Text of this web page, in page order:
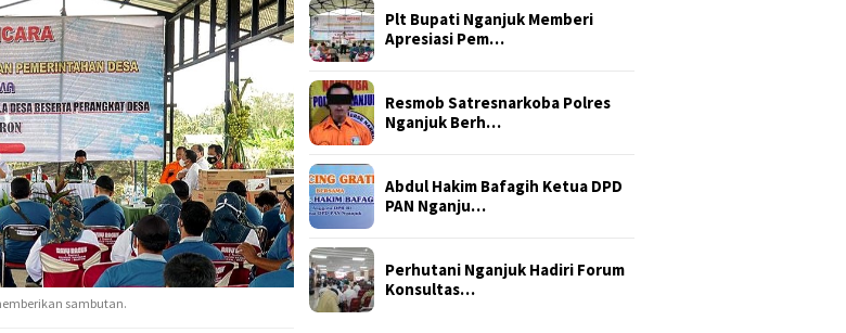
sambutan.
Plt Bupati Nganjuk Memberi
Apresiasi Pem…
Resmob Satresnarkoba Polres
Nganjuk Berh…
Abdul Hakim Bafagih Ketua DPD
PAN Nganju…
Perhutani Nganjuk Hadiri Forum
Konsultas…